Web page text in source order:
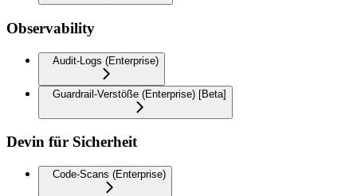
Observability
Audit-Logs (Enterprise)
Guardrail-Verstöße (Enterprise) [Beta]
Devin für Sicherheit
Code-Scans (Enterprise)